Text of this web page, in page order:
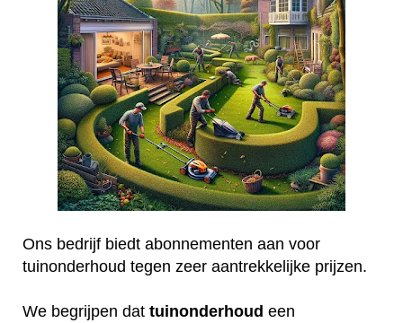
Ons bedrijf biedt abonnementen aan voor
tuinonderhoud tegen zeer aantrekkelijke prijzen.
We begrijpen dat tuinonderhoud een